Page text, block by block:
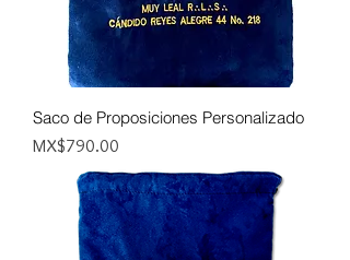
Saco de Proposiciones Personalizado
Price
MX$790.00